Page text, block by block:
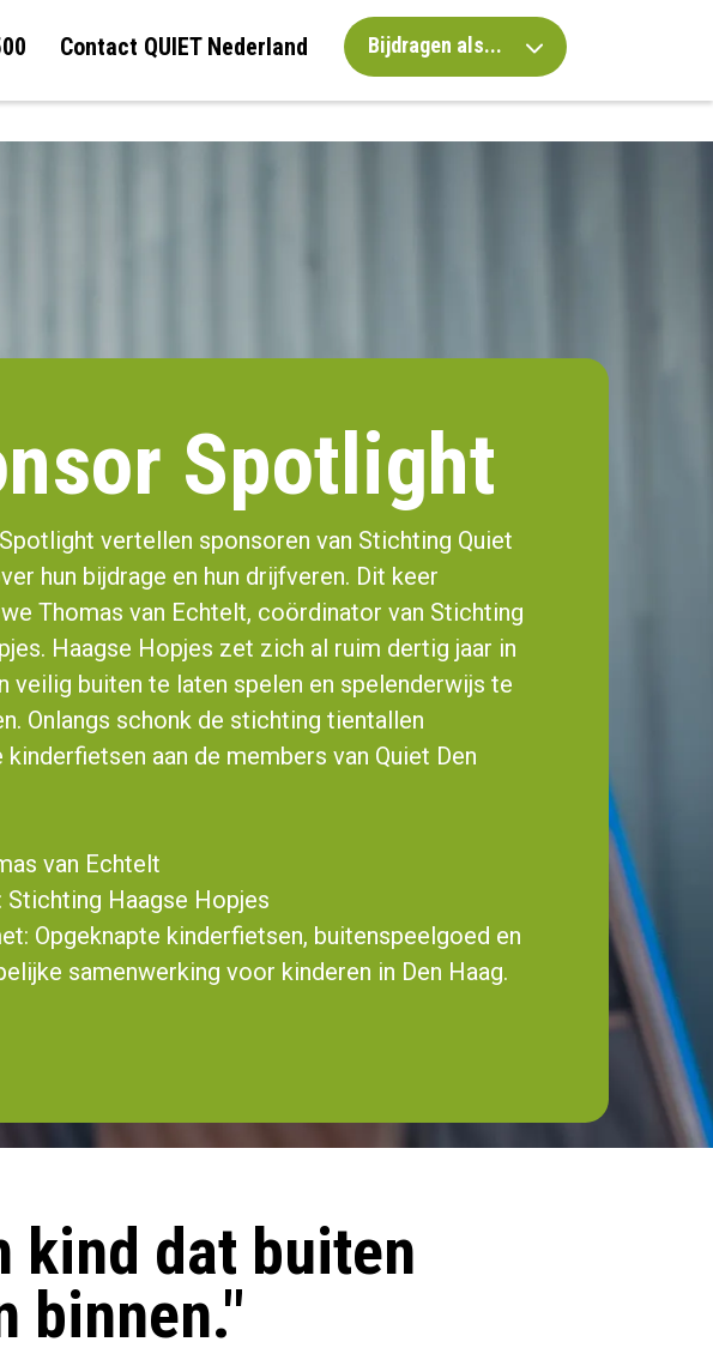
Contact QUIET Nederland Bijdragen als...
Spotlight
vertellen sponsoren van Stichting Quiet
hun bijdrage en hun drijfveren. Dit keer
Thomas van Echtelt, coördinator van Stichting
Haagse Hopjes zet zich al ruim dertig jaar in
veilig buiten te laten spelen en spelenderwijs te
Onlangs schonk de stichting tientallen
kinderfietsen aan de members van Quiet Den
van Echtelt
Stichting Haagse Hopjes
Opgeknapte kinderfietsen, buitenspeelgoed en
samenwerking voor kinderen in Den Haag.
kind dat buiten
binnen."